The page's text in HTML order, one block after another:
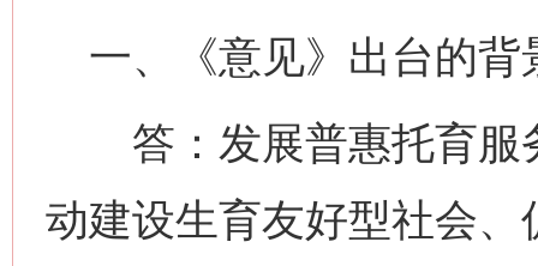
一、《意见》出台的背
答：发展普惠托育服
动建设生育友好型社会